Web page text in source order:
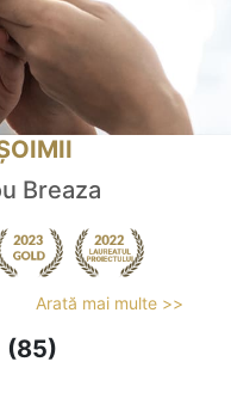
Breaza
Arată mai multe >>
(85)